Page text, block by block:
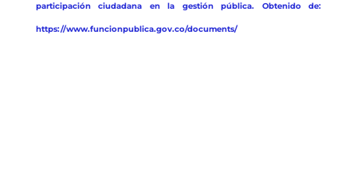
participación ciudadana en la gestión pública. Obtenido de:
https://www.funcionpublica.gov.co/documents/